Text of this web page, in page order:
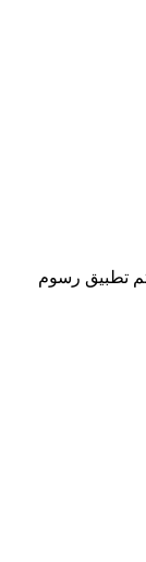
تطبيق رسوم